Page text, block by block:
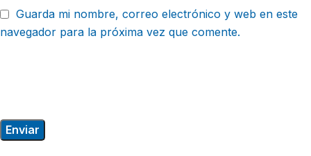
Guarda mi nombre, correo electrónico y web en este
navegador para la próxima vez que comente.